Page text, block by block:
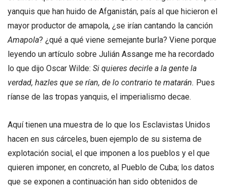
yanquis que han huido de Afganistán, país al que hicieron el
mayor productor de amapola, ¿se irían cantando la canción
Amapola? ¿qué a qué viene semejante burla? Viene porque
leyendo un artículo sobre Julián Assange me ha recordado
lo que dijo Oscar Wilde: Si quieres decirle a la gente la
verdad, hazles que se rían, de lo contrario te matarán. Pues
ríanse de las tropas yanquis, el imperialismo decae.
Aquí tienen una muestra de lo que los Esclavistas Unidos
hacen en sus cárceles, buen ejemplo de su sistema de
explotación social, el que imponen a los pueblos y el que
quieren imponer, en concreto, al Pueblo de Cuba; los datos
que se exponen a continuación han sido obtenidos de